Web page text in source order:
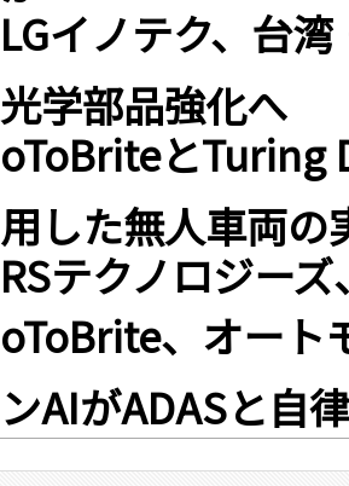
LGイノテク、台
光学部品強化へ
oToBriteとTuring
用した無人車両の
RSテクノロジー
oToBrite、オート
ンAIがADASと自